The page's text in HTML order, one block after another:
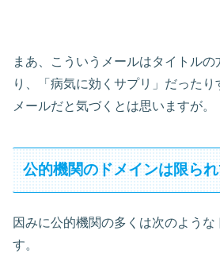
まあ、こういうメールはタイトル
り、「病気に効くサプリ」だった
メールだと気づくとは思いますが。
公的機関のドメインは限ら
因みに公的機関の多くは次のような
す。